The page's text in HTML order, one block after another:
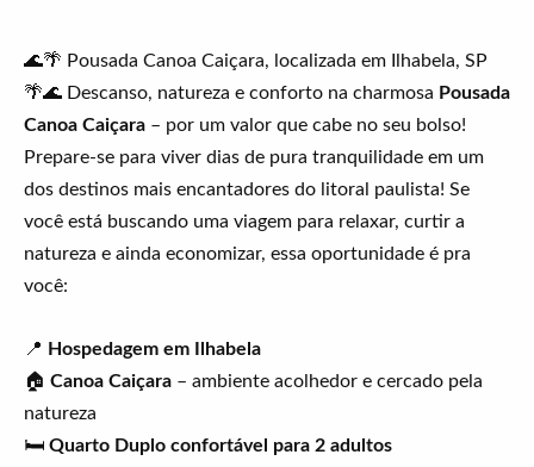
🌊🌴 Pousada Canoa Caiçara, localizada em Ilhabela, SP
🌴🌊 Descanso, natureza e conforto na charmosa Pousada
Canoa Caiçara – por um valor que cabe no seu bolso!
Prepare-se para viver dias de pura tranquilidade em um
dos destinos mais encantadores do litoral paulista! Se
você está buscando uma viagem para relaxar, curtir a
natureza e ainda economizar, essa oportunidade é pra
você:
📍 Hospedagem em Ilhabela
🏠 Canoa Caiçara – ambiente acolhedor e cercado pela
natureza
🛏️ Quarto Duplo confortável para 2 adultos